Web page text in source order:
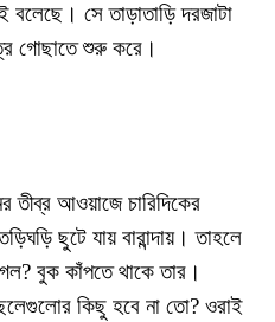
বলেছে। সে তাড়াতাড়ি দরজাটা
গোছাতে শুরু করে।
তীব্র আওয়াজে চারিদিকের
ছুটে যায় বারান্দায়। তাহলে
বুক কাঁপতে থাকে তার।
কিছু হবে না তো? ওরাই